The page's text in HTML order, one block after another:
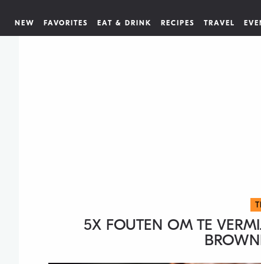
NEW FAVORITES EAT & DRINK RECIPES TRAVEL
5X FOUTEN OM TE